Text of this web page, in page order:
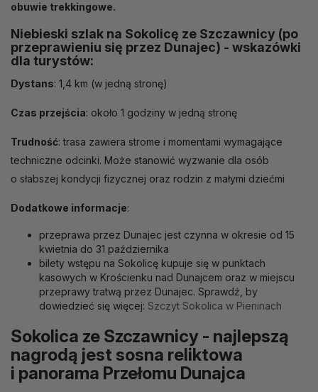
obuwie trekkingowe.
Niebieski szlak na Sokolicę ze Szczawnicy (po
przeprawieniu się przez Dunajec) - wskazówki
dla turystów:
Dystans: 1,4 km (w jedną stronę)
Czas przejścia: około 1 godziny w jedną stronę
Trudność: trasa zawiera strome i momentami wymagające
techniczne odcinki. Może stanowić wyzwanie dla osób
o słabszej kondycji fizycznej oraz rodzin z małymi dziećmi
Dodatkowe informacje:
przeprawa przez Dunajec jest czynna w okresie od 15
kwietnia do 31 października
bilety wstępu na Sokolicę kupuje się w punktach
kasowych w Krościenku nad Dunajcem oraz w miejscu
przeprawy tratwą przez Dunajec. Sprawdź, by
dowiedzieć się więcej: Szczyt Sokolica w Pieninach
Sokolica ze Szczawnicy - najlepszą
nagrodą jest sosna reliktowa
i panorama Przełomu Dunajca